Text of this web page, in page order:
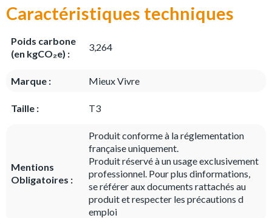
Caractéristiques techniques
Poids carbone
(en kgCO₂e) :
3,264
Marque : Mieux Vivre
Taille : T3
Mentions
Obligatoires :
Produit conforme à la réglementation
française uniquement.
Produit réservé à un usage exclusivement
professionnel. Pour plus dinformations,
se référer aux documents rattachés au
produit et respecter les précautions d
emploi